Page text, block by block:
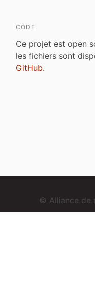
CODE
Ce projet est open
les fichiers sont
GitHub.
© Alliance de